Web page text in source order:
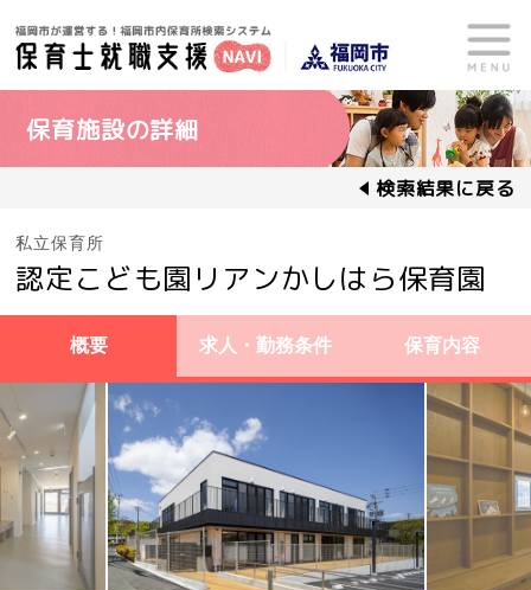
保育施設の詳細
検索結果に戻る
私立保育所
認定こども園リアンかしはら保育園
概要 求人・勤務条件 保育内容